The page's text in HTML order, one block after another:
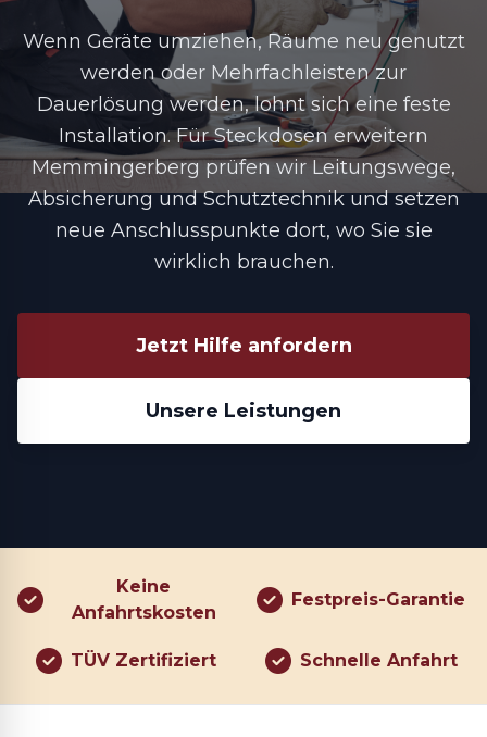
Wenn Geräte umziehen, Räume neu genutzt
werden oder Mehrfachleisten zur
Dauerlösung werden, lohnt sich eine feste
Installation. Für Steckdosen erweitern
Memmingerberg prüfen wir Leitungswege,
Absicherung und Schutztechnik und setzen
neue Anschlusspunkte dort, wo Sie sie
wirklich brauchen.
Jetzt Hilfe anfordern
Unsere Leistungen
Keine
Anfahrtskosten
Festpreis-Garantie
TÜV Zertifiziert Schnelle Anfahrt